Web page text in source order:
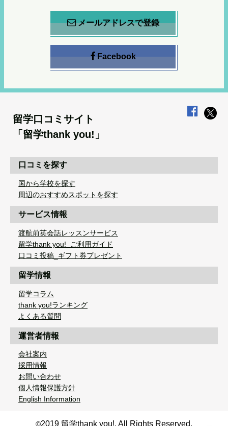
メールアドレスで登録
Facebook
留学口コミサイト
「留学thank you!」
口コミを探す
国から学校を探す
周辺のおすすめスポットを探す
サービス情報
渡航前英会話レッスンサービス
留学thank you!_ご利用ガイド
口コミ投稿_ギフト券プレゼント
留学情報
留学コラム
thank you!ランキング
よくある質問
運営者情報
会社案内
採用情報
お問い合わせ
個人情報保護方針
English Information
©2019 留学thank you!. All Rights Reserved.